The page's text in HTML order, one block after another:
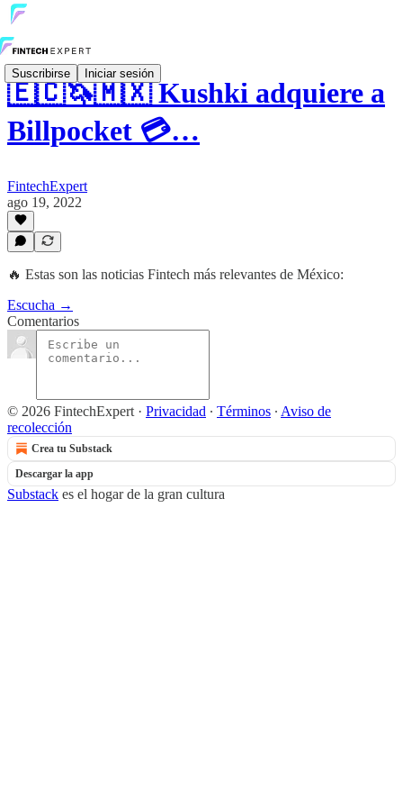
Suscribirse Iniciar sesión
🇪🇨🦄🇲🇽 Kushki adquiere a
Billpocket 💳…
FintechExpert
ago 19, 2022
🔥 Estas son las noticias Fintech más relevantes de México:
Escucha →
Comentarios
© 2026 FintechExpert · Privacidad ∙ Términos ∙ Aviso de
recolección
Crea tu Substack
Descargar la app
Substack es el hogar de la gran cultura